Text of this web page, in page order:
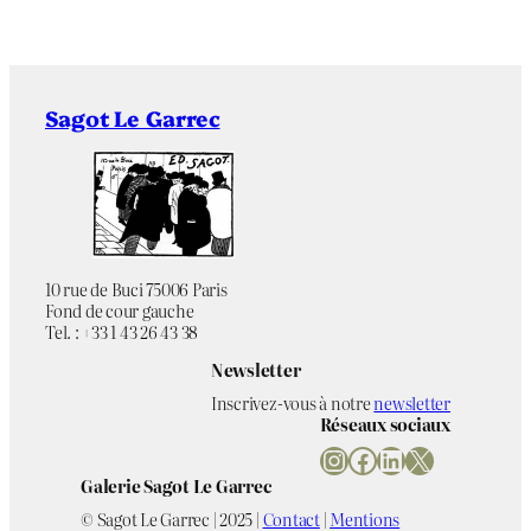
Sagot Le Garrec
10 rue de Buci 75006 Paris
Fond de cour gauche
Tel. : +33 1 43 26 43 38
Newsletter
Inscrivez-vous à notrenewsletter
Réseaux sociaux
InstagramFacebook LinkedIn X
Galerie Sagot Le Garrec
© Sagot Le Garrec | 2025 |Contact|Mentions